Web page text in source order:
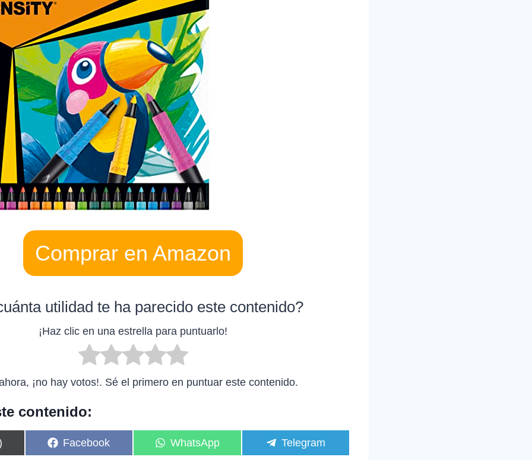
Comprar en Amazon
utilidad te ha parecido este contenido?
¡Haz clic en una estrella para puntuarlo!
¡no hay votos!. Sé el primero en puntuar este contenido.
contenido:
C
o
Facebook
C
o
WhatsApp
C
o
Telegram